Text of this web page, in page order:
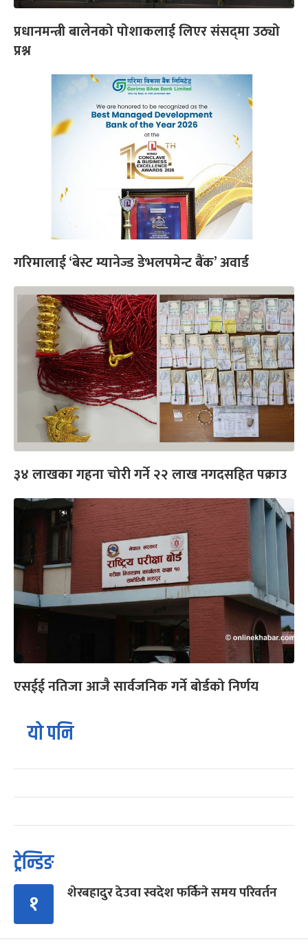
प्रधानमन्त्री बालेनको पोशाकलाई लिएर संसद्‌मा उठ्यो
प्रश्न
गरिमालाई ‘बेस्ट म्यानेज्ड डेभलपमेन्ट बैंक’ अवार्ड
३४ लाखका गहना चोरी गर्ने २२ लाख नगदसहित पक्राउ
एसईई नतिजा आजै सार्वजनिक गर्ने बोर्डको निर्णय
यो पनि
ट्रेन्डिङ
१ शेरबहादुर देउवा स्वदेश फर्किने समय परिवर्तन